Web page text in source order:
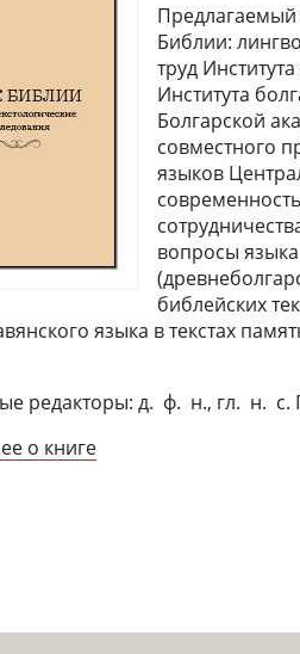
Предлагаемый
Библии:
труд
Института
Болгарской
совместного
языков
вопросы
библейских
языка в текстах
редакторы: д. ф. н., гл. н.
о книге